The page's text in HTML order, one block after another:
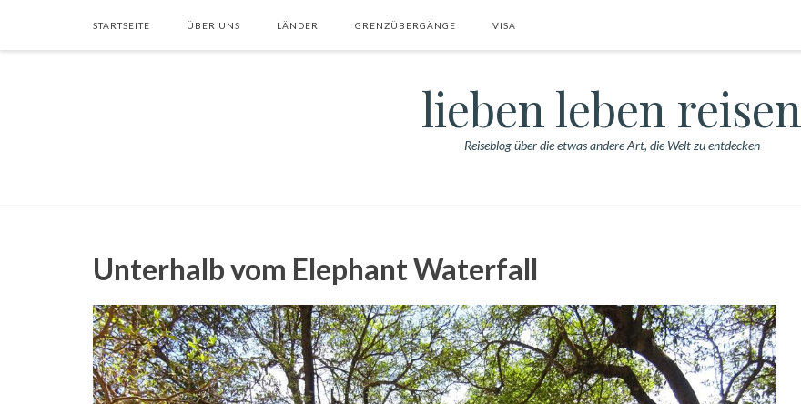
STARTSEITE ÜBER UNS LÄNDER GRENZÜBERGÄNGE VISA
lieben leben reisen
Reiseblog über die etwas andere Art, die Welt zu entdecken
Unterhalb vom Elephant Waterfall